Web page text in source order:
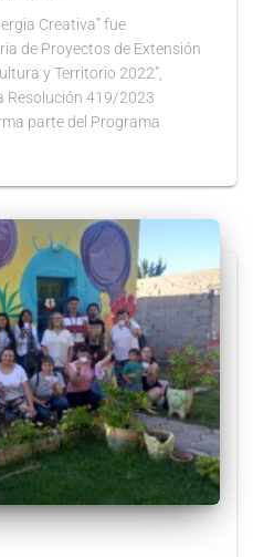
Creativa” fue
de Proyectos de Extensión
y Territorio 2022”,
Resolución 419/2023
parte del Programa